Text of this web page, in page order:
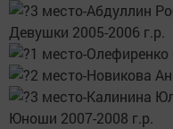
3 место-Абдуллин
Девушки 2005-2006 г.р.
1 место-
2 место-Новикова
3 место-Калинина
Юноши 2007-2008 г.р.